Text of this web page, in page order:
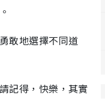
敢地選擇不同道
記得，快樂，其實